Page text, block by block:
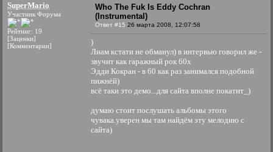
SuperMario
Участник Форума
Рейтинг: 19
[Заценки]
[Комментарии]
Who The Fuk Is Eddy Cochran
(Instrumental)
Ответ #15 26 марта 2008, 12:07:58
)
Лиам кстати не обманул) в интервью говорил же -
звучит как гаражный рок 60х
Эдди Кокран - в 60 как раз занимался подобной
пижнёй)
всё таки это демо...для сайта вполне покатит_)
думаю стоит послушать альбомы этого
чувака.уверен мы там найдём эту мелодию с
сайта)